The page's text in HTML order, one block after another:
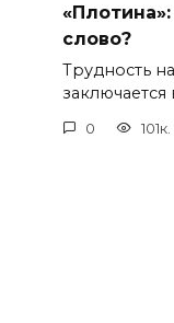
слово?
Трудность
заключается
0 101к.